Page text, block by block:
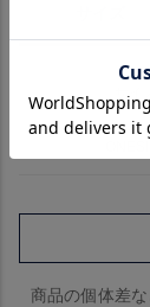
サイズ
商品の個体差